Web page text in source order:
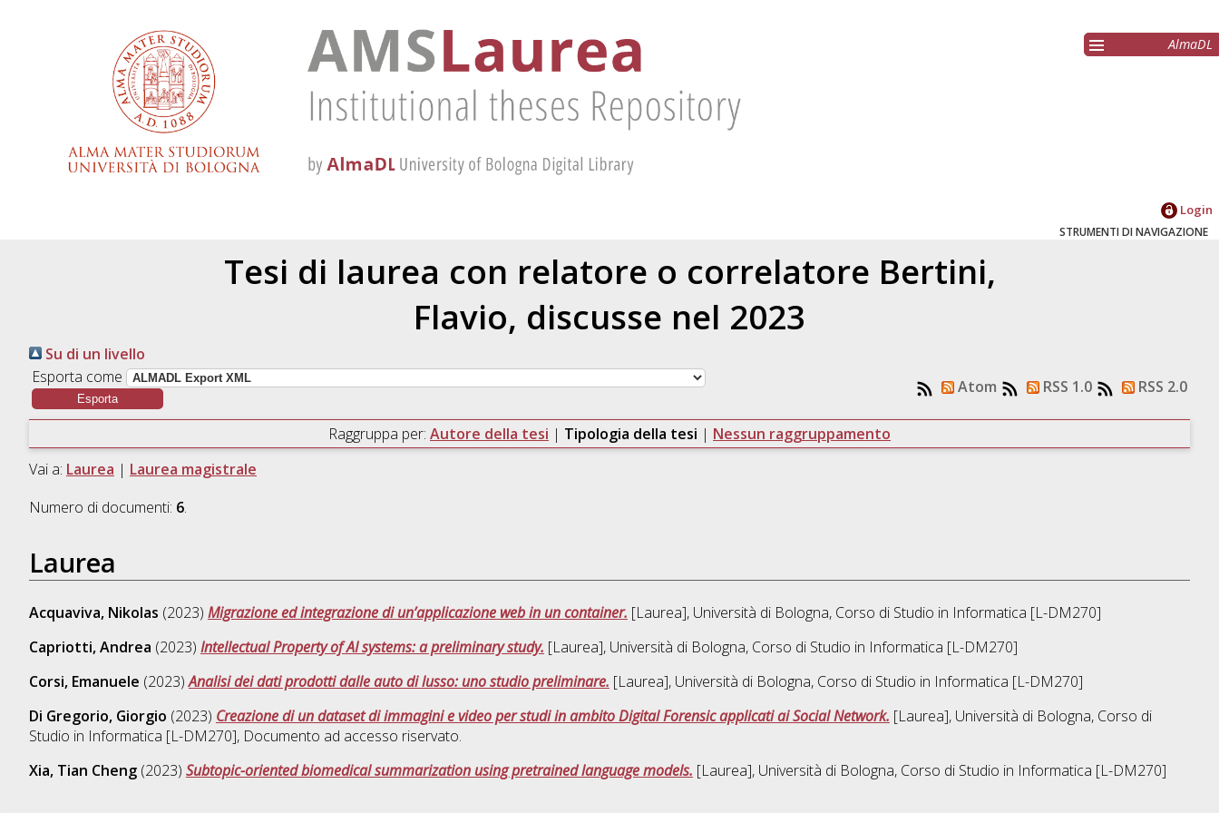
AlmaDL
Login
STRUMENTI DI NAVIGAZIONE
Tesi di laurea con relatore o correlatore Bertini,
Flavio, discusse nel 2023
Su di un livello
Esporta come
Atom RSS 1.0 RSS 2.0
Raggruppa per: Autore della tesi | Tipologia della tesi | Nessun raggruppamento
Vai a: Laurea | Laurea magistrale
Numero di documenti: 6.
Laurea
Acquaviva, Nikolas (2023) Migrazione ed integrazione di un’applicazione web in un container. [Laurea], Università di Bologna, Corso di Studio in Informatica [L-DM270]
Capriotti, Andrea (2023) Intellectual Property of AI systems: a preliminary study. [Laurea], Università di Bologna, Corso di Studio in Informatica [L-DM270]
Corsi, Emanuele (2023)Analisi dei dati prodotti dalle auto di lusso: uno studio preliminare. [Laurea], Università di Bologna, Corso di Studio in Informatica [L-DM270]
Di Gregorio, Giorgio (2023) Creazione di un dataset di immagini e video per studi in ambito Digital Forensic applicati ai Social Network. [Laurea], Università di Bologna, Corso di
Studio in Informatica [L-DM270], Documento ad accesso riservato.
Xia, Tian Cheng(2023) Subtopic-oriented biomedical summarization using pretrained language models. [Laurea], Università di Bologna, Corso di Studio in Informatica [L-DM270]